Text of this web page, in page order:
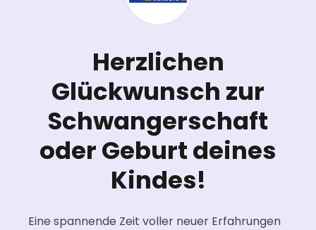
Herzlichen
Glückwunsch zur
Schwangerschaft
oder Geburt deines
Kindes!
Eine spannende Zeit voller neuer Erfahrungen